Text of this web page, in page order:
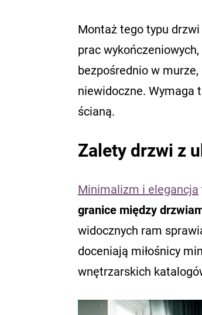
Montaż tego typu
prac
bezpośrednio w
niewidoczne. Wymaga
ścianą.
Zalety drzwi z
Minimalizm i elegancja
granice między
widocznych ram
doceniają miłośnicy
wnętrzarskich